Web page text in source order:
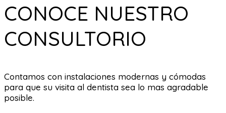
CONOCE NUESTRO
CONSULTORIO
Contamos con instalaciones modernas y cómodas
para que su visita al dentista sea lo mas agradable
posible.